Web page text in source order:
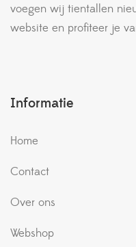
voegen wij tientallen
website en profiteer je
Informatie
Home
Contact
Over ons
Webshop